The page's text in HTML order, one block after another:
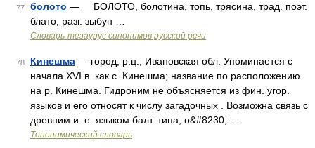
77 болото — БОЛОТО, болотина, топь, трясина, трад. поэт.
блато, разг. зыбун …
Словарь-тезаурус синонимов русской речи
78 Кинешма — город, р.ц., Ивановская обл. Упоминается с
начала XVI в. как с. Кинешма; название по расположению
на р. Кинешма. Гидроним не объясняется из фин. угор.
языков и его относят к числу загадочных . Возможна связь с
древним и. е. языком балт. типа, о&#8230; …
Топонимический словарь